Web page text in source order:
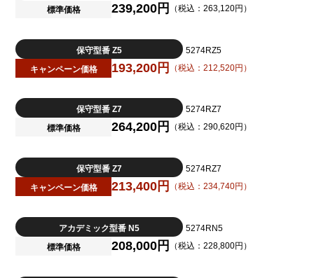
標準価格
239,200円 （税込：263,120円）
保守型番 Z5
5274RZ5
キャンペーン価格
193,200円 （税込：212,520円）
保守型番 Z7
5274RZ7
標準価格
264,200円 （税込：290,620円）
保守型番 Z7
5274RZ7
キャンペーン価格
213,400円 （税込：234,740円）
アカデミック型番 N5
5274RN5
標準価格
208,000円 （税込：228,800円）